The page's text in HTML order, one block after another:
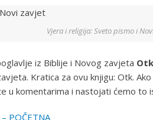
Vjera i religija: Sveto pismo i
iz Biblije i Novog zavjeta
Kratica za ovu knjigu: Otk.
u komentarima i nastojati ćemo to
POČETNA